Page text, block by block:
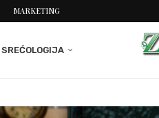
MARKETING
SREĆOLOGIJA